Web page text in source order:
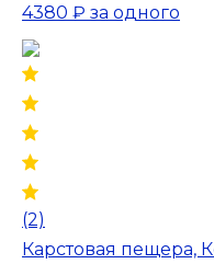
4380 ₽ за одного
(2)
Карстовая пещера,